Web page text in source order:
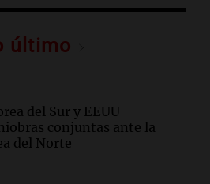
último
del Sur y EEUU
conjuntas ante la
del Norte